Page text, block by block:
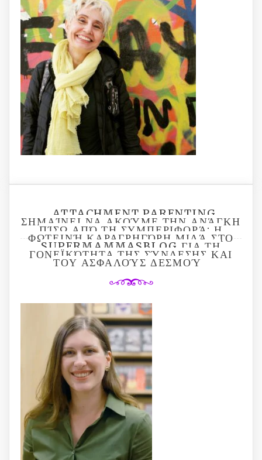
ATTACHMENT PARENTING
ΣΗΜΑΊΝΕΙ ΝΑ ΑΚΟΎΜΕ ΤΗΝ ΑΝΆΓΚΗ
ΠΊΣΩ ΑΠΌ ΤΗ ΣΥΜΠΕΡΙΦΟΡΆ: Η
ΦΩΤΕΙΝΉ ΚΑΡΑΓΡΗΓΌΡΗ ΜΙΛΆ ΣΤΟ
SUPERMAMMASBLOG ΓΙΑ ΤΗ
ΓΟΝΕΪΚΌΤΗΤΑ ΤΗΣ ΣΎΝΔΕΣΗΣ ΚΑΙ
ΤΟΥ ΑΣΦΑΛΟΎΣ ΔΕΣΜΟΎ